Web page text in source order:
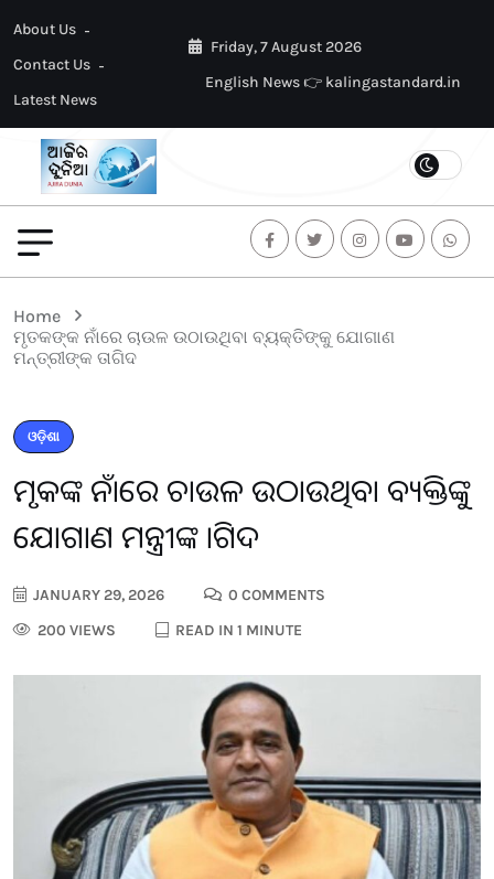
About Us
Contact Us
Latest News
Friday, 7 August 2026
English News 👉 kalingastandard.in
Home
ମୃତକଙ୍କ ନାଁରେ ଚାଉଳ ଉଠାଉଥିବା ବ୍ୟକ୍ତିଙ୍କୁ ଯୋଗାଣ
ମନ୍ତ୍ରୀଙ୍କ ତାଗିଦ
ଓଡ଼ିଶା
ମୃତକଙ୍କ ନାଁରେ ଚାଉଳ ଉଠାଉଥିବା ବ୍ୟକ୍ତିଙ୍କୁ
ଯୋଗାଣ ମନ୍ତ୍ରୀଙ୍କ ତାଗିଦ
JANUARY 29, 2026
0 COMMENTS
200 VIEWS
READ IN 1 MINUTE